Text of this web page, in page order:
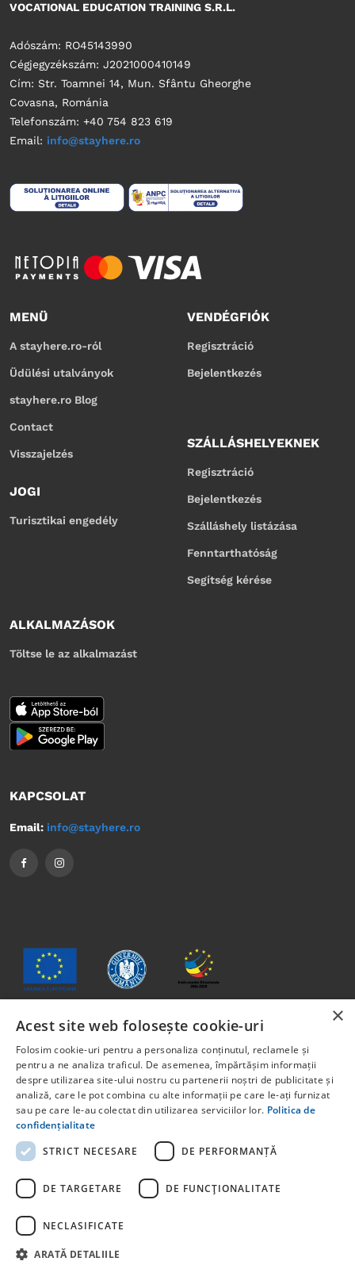
VOCATIONAL EDUCATION TRAINING S.R.L.
Adószám: RO45143990
Cégjegyzékszám: J2021000410149
Cím: Str. Toamnei 14, Mun. Sfântu Gheorghe
Covasna, Románia
Telefonszám: +40 754 823 619
Email: info@stayhere.ro
MENÜ
A stayhere.ro-ról
Üdülési utalványok
stayhere.ro Blog
Contact
Visszajelzés
JOGI
Turisztikai engedély
VENDÉGFIÓK
Regisztráció
Bejelentkezés
SZÁLLÁSHELYEKNEK
Regisztráció
Bejelentkezés
Szálláshely listázása
Fenntarthatóság
Segítség kérése
ALKALMAZÁSOK
Töltse le az alkalmazást
KAPCSOLAT
Email: info@stayhere.ro
Jelen anyag tartalma nem feltétlenül tükrözi az Európai Unió
vagy Románia Kormányának hivatalos álláspontját.
Az Európai Szociális Alapból, a Humán Tőke Operatív
Program 2014-2020 keretében társfinanszírozott projekt. 6.
prioritási tengely: Oktatás és kompetenciák. Pályázati
felhívás: POCU/829/6/13 – Innotech Student. A projekt címe:
STUDENT START-UP 1.0 Projektkód: 142131.
Az Európai Unió által társfinanszírozott egyéb programokkal
kapcsolatos részletes információkért kérjük, látogasson el a
×
Acest site web folosește cookie-uri
Folosim cookie-uri pentru a personaliza conținutul, reclamele și
pentru a ne analiza traficul. De asemenea, împărtășim informații
despre utilizarea site-ului nostru cu partenerii noștri de publicitate și
analiză, care le pot combina cu alte informații pe care le-ați furnizat
sau pe care le-au colectat din utilizarea serviciilor lor. Politica de
confidențialitate
STRICT NECESARE
DE PERFORMANȚĂ
DE TARGETARE DE FUNCŢIONALITATE
NECLASIFICATE
ARATĂ DETALIILE